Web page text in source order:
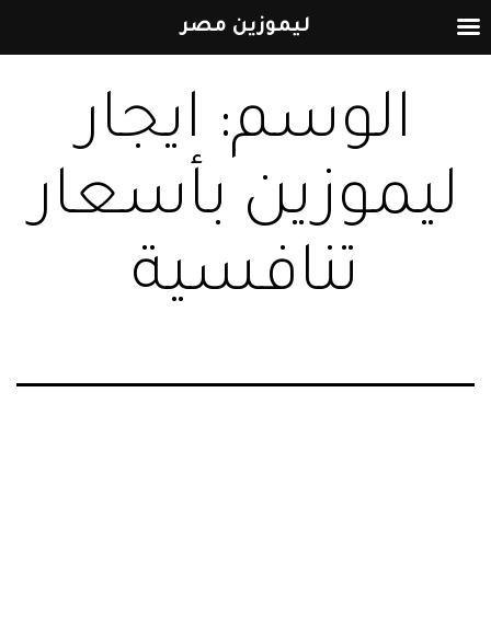
إلى
المحتوىالوسم: ايجار
ليموزين بأسعار
تنافسية
ليموزين مصر